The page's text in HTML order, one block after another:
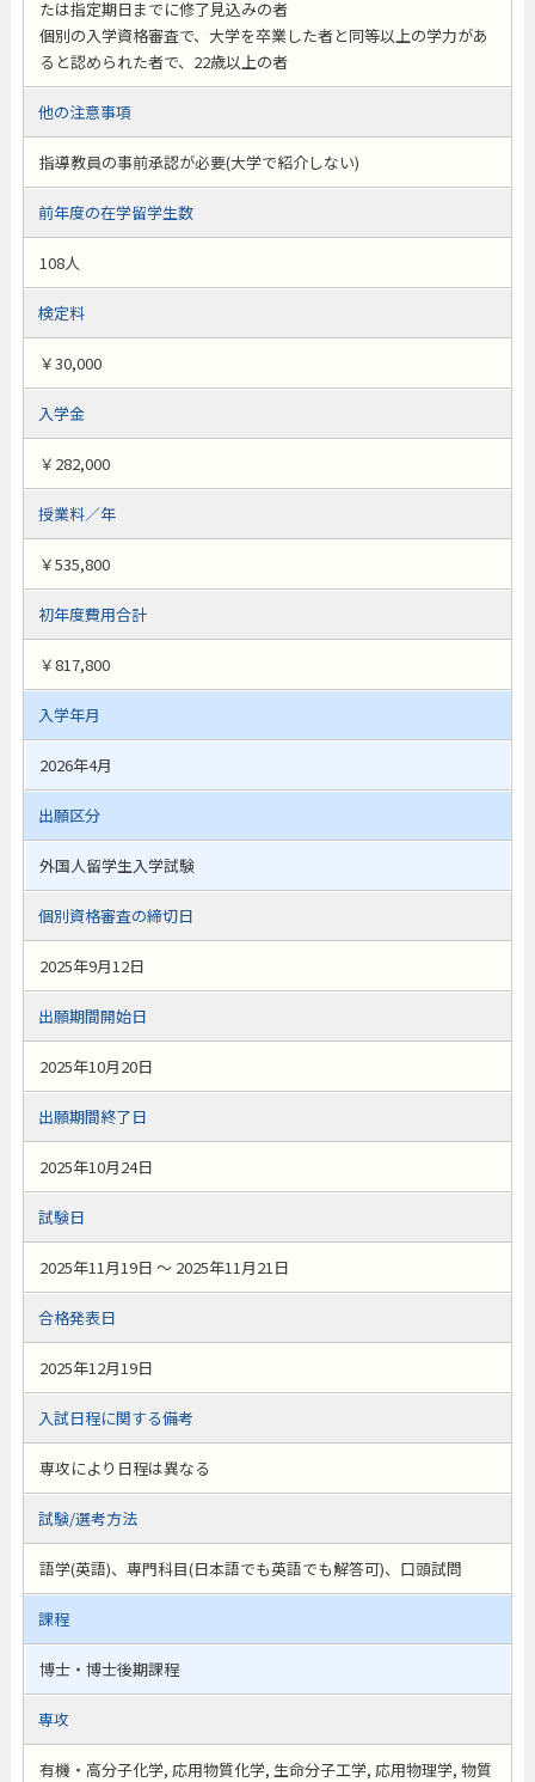
たは指定期日までに修了見込みの者
個別の入学資格審査で、大学を卒業した者と同等以上の学力があ
ると認められた者で、22歳以上の者
他の注意事項
指導教員の事前承認が必要(大学で紹介しない)
前年度の在学留学生数
108人
検定料
￥30,000
入学金
￥282,000
授業料／年
￥535,800
初年度費用合計
￥817,800
入学年月
2026年4月
出願区分
外国人留学生入学試験
個別資格審査の締切日
2025年9月12日
出願期間開始日
2025年10月20日
出願期間終了日
2025年10月24日
試験日
2025年11月19日 ～ 2025年11月21日
合格発表日
2025年12月19日
入試日程に関する備考
専攻により日程は異なる
試験/選考方法
語学(英語)、専門科目(日本語でも英語でも解答可)、口頭試問
課程
博士・博士後期課程
専攻
有機・高分子化学, 応用物質化学, 生命分子工学, 応用物理学, 物質